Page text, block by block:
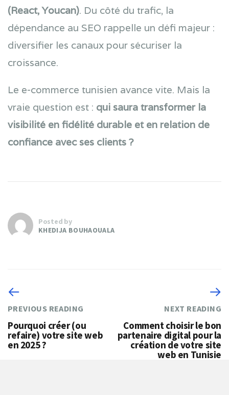
(React, Youcan). Du côté du trafic, la
dépendance au SEO rappelle un défi majeur :
diversifier les canaux pour sécuriser la
croissance.
Le e-commerce tunisien avance vite. Mais la
vraie question est : qui saura transformer la
visibilité en fidélité durable et en relation de
confiance avec ses clients ?
Posted by
KHEDIJA BOUHAOUALA
PREVIOUS READING
Pourquoi créer (ou
refaire) votre site web
en 2025 ?
NEXT READING
Comment choisir le bon
partenaire digital pour la
création de votre site
web en Tunisie